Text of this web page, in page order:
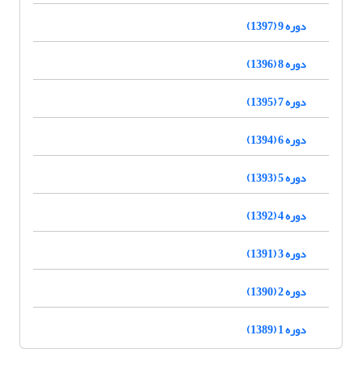
دوره 9 (1397)
دوره 8 (1396)
دوره 7 (1395)
دوره 6 (1394)
دوره 5 (1393)
دوره 4 (1392)
دوره 3 (1391)
دوره 2 (1390)
دوره 1 (1389)